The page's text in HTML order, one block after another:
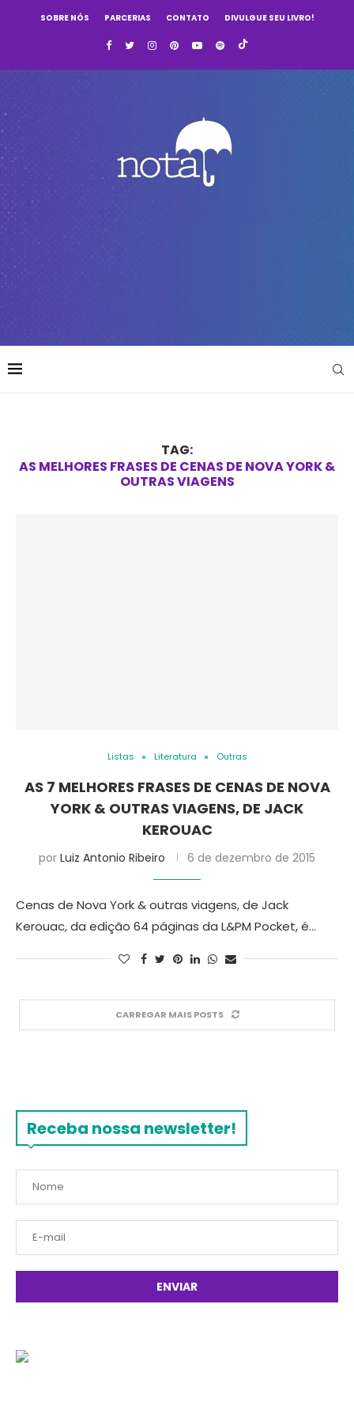
SOBRE NÓS PARCERIAS CONTATO DIVULGUE SEU LIVRO!
TAG:
AS MELHORES FRASES DE CENAS DE NOVA YORK &
OUTRAS VIAGENS
Listas Literatura Outras
AS 7 MELHORES FRASES DE CENAS DE NOVA
YORK & OUTRAS VIAGENS, DE JACK
KEROUAC
por Luiz Antonio Ribeiro 6 de dezembro de 2015
Cenas de Nova York & outras viagens, de Jack
Kerouac, da edição 64 páginas da L&PM Pocket, é…
CARREGAR MAIS POSTS
Receba nossa newsletter!